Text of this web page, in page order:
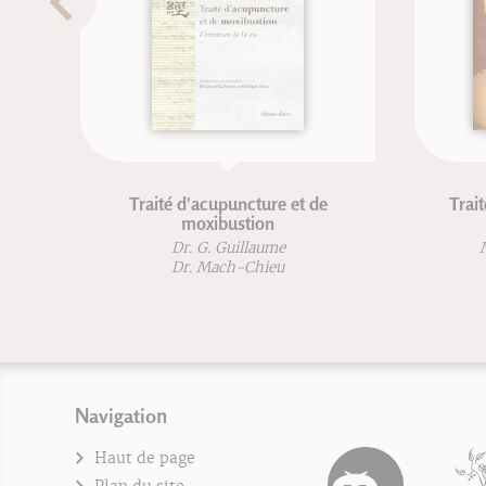
Traité d'acupuncture et de
moxibustion
Dr. G. Guillaume
Dr. Mach-Chieu
Traité de
Michel
Navigation
Haut de page